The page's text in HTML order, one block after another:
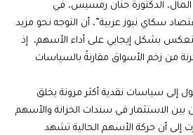
المال، الدكتورة حنان رمسيس، في
سكاي نيوز عربية”، أن التوجه نحو مزيد
بشكل إيجابي على أداء الأسهم، إذ
من زخم الأسواق مقارنةً بالسياسات
سياسات نقدية أكثر مرونة يخلق
بين الاستثمار في سندات الخزانة والأسهم
إلى أن حركة الأسهم الحالية تشهد